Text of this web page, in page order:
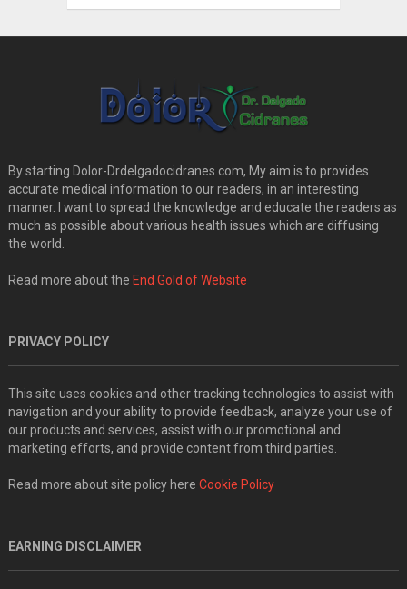
By starting Dolor-Drdelgadocidranes.com, My aim is to provides
accurate medical information to our readers, in an interesting
manner. I want to spread the knowledge and educate the readers as
much as possible about various health issues which are diffusing
the world.
Read more about the End Gold of Website
PRIVACY POLICY
This site uses cookies and other tracking technologies to assist with
navigation and your ability to provide feedback, analyze your use of
our products and services, assist with our promotional and
marketing efforts, and provide content from third parties.
Read more about site policy here Cookie Policy
EARNING DISCLAIMER